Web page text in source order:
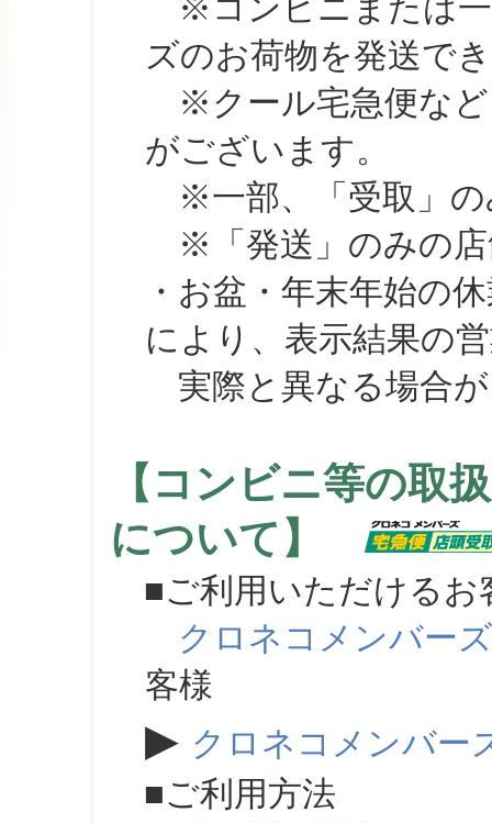
※コンビニまたは一
ズのお荷物を発送で
※クール宅急便など
がございます。
※一部、「受取」の
※「発送」のみの店
・お盆・年末年始の
により、表示結果の
実際と異なる場合が
【コンビニ等の取
について】
■ご利用いただけるお
クロネコメンバーズ
客様
▶ クロネコメンバー
■ご利用方法